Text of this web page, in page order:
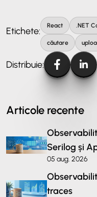
Etichete: React .NET
căutare
Distribuie:
Articole recente
Serilog și
05 aug. 2026
traces